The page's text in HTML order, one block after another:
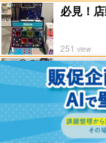
必見！
251 view
必見！
543view
必見！